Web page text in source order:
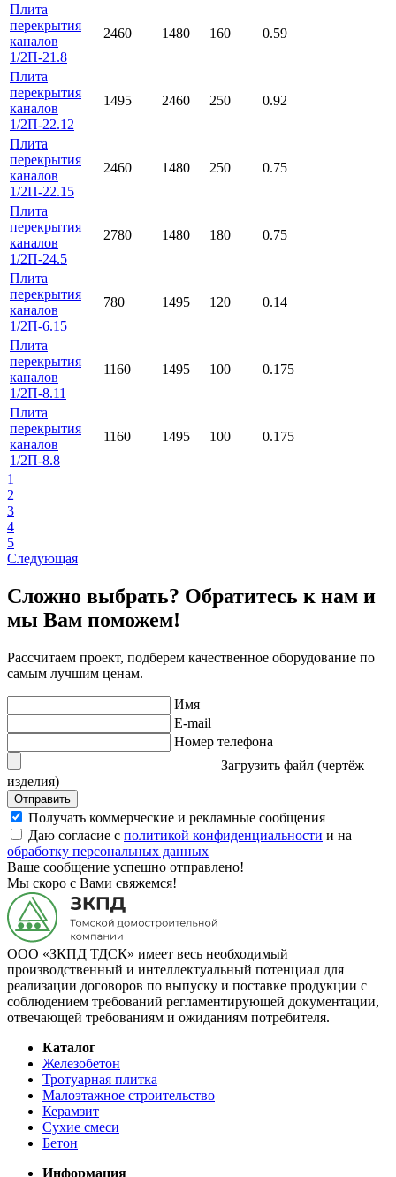
Плита
перекрытия
каналов
1/2П-21.8
2460 1480 160 0.59
Плита
перекрытия
каналов
1/2П-22.12
1495 2460 250 0.92
Плита
перекрытия
каналов
1/2П-22.15
2460 1480 250 0.75
Плита
перекрытия
каналов
1/2П-24.5
2780 1480 180 0.75
Плита
перекрытия
каналов
1/2П-6.15
780 1495 120 0.14
Плита
перекрытия
каналов
1/2П-8.11
1160 1495 100 0.175
Плита
перекрытия
каналов
1/2П-8.8
1160 1495 100 0.175
1
2
3
4
5
Следующая
Сложно выбрать? Обратитесь к нам и
мы Вам поможем!
Рассчитаем проект, подберем качественное оборудование по
самым лучшим ценам.
Имя
E-mail
Номер телефона
Загрузить файл (чертёж
изделия)
Отправить
Получать коммерческие и рекламные сообщения
Даю согласие с политикой конфиденциальности и на
обработку персональных данных
Ваше сообщение успешно отправлено!
Мы скоро с Вами свяжемся!
ООО «ЗКПД ТДСК» имеет весь необходимый
производственный и интеллектуальный потенциал для
реализации договоров по выпуску и поставке продукции с
соблюдением требований регламентирующей документации,
отвечающей требованиям и ожиданиям потребителя.
Каталог
Железобетон
Тротуарная плитка
Малоэтажное строительство
Керамзит
Сухие смеси
Бетон
Информация